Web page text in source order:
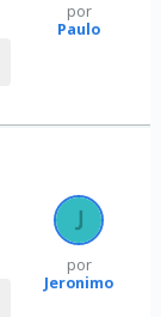
por
Paulo
por
Jeronimo